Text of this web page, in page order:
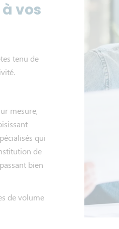
vos
tenu de
mesure,
qui
de
bien
de volume